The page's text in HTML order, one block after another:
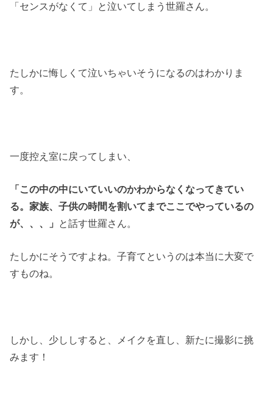
「センスがなくて」と泣いてしまう世羅さん。
たしかに悔しくて泣いちゃいそうになるのはわかりま
す。
一度控え室に戻ってしまい、
「この中の中にいていいのかわからなくなってきてい
る。家族、子供の時間を割いてまでここでやっているの
が、、、」 と話す世羅さん。
たしかにそうですよね。子育てというのは本当に大変で
すものね。
しかし、少ししすると、メイクを直し、新たに撮影に挑
みます！